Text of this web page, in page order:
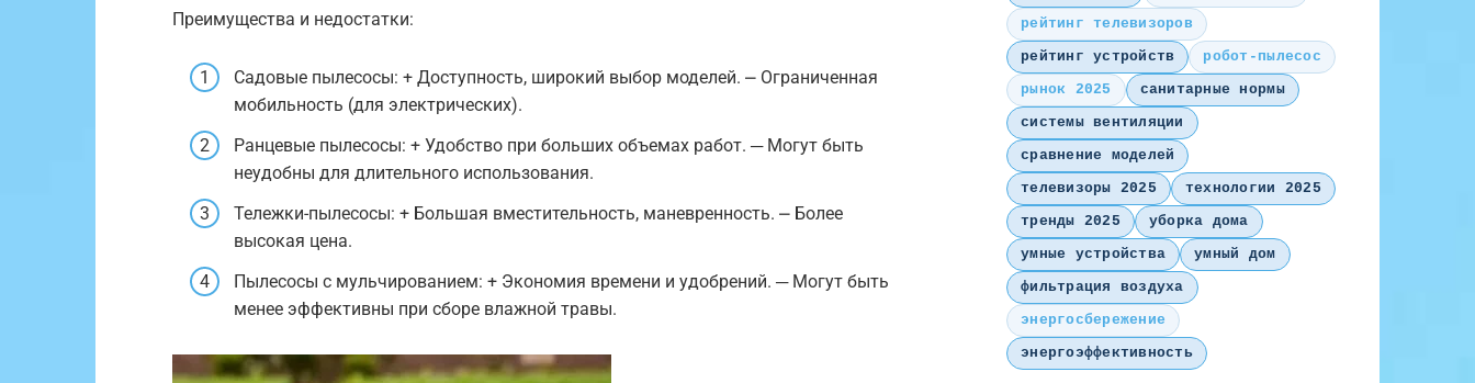
Преимущества и недостатки:
Садовые пылесосы: + Доступность, широкий выбор моделей. ⎼ Ограниченная
мобильность (для электрических).
Ранцевые пылесосы: + Удобство при больших объемах работ. ─ Могут быть
неудобны для длительного использования.
Тележки-пылесосы: + Большая вместительность, маневренность. ⎼ Более
высокая цена.
Пылесосы с мульчированием: + Экономия времени и удобрений. ─ Могут быть
менее эффективны при сборе влажной травы.
рейтинг телевизоров
рейтинг устройств
робот-пылесос
рынок 2025
санитарные нормы
системы вентиляции
сравнение моделей
телевизоры 2025
технологии 2025
тренды 2025
уборка дома
умные устройства
умный дом
фильтрация воздуха
энергосбережение
энергоэффективность